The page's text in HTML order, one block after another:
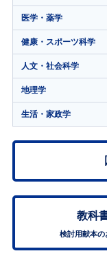
医学・薬学
健康・スポーツ科学
人文・社会科学
地理学
生活・家政学
教科
検討用献本の